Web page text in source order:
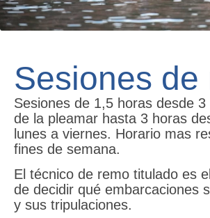
Sesiones de
Sesiones de 1,5 horas desde
de la pleamar hasta 3 horas
lunes a viernes. Horario mas
fines de semana.
El técnico de remo titulado es
de decidir qué embarcaciones
y sus tripulaciones.